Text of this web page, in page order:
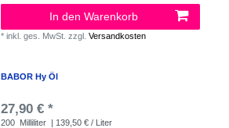
In den Warenkorb
*inkl. ges. MwSt. zzgl.Versandkosten
BABOR Hy Öl
27,90 € *
200 Milliliter | 139,50 € / Liter